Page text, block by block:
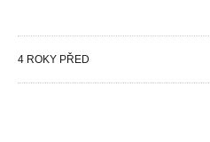
4 ROKY PŘED